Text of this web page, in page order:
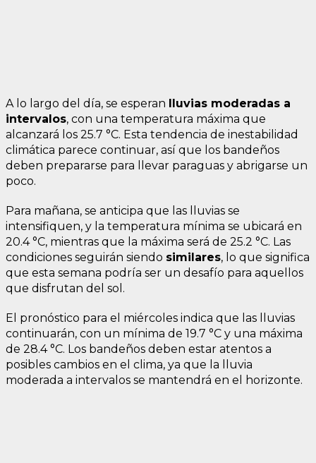
A lo largo del día, se esperan lluvias moderadas a
intervalos, con una temperatura máxima que
alcanzará los 25.7 °C. Esta tendencia de inestabilidad
climática parece continuar, así que los bandeños
deben prepararse para llevar paraguas y abrigarse un
poco.
Para mañana, se anticipa que las lluvias se
intensifiquen, y la temperatura mínima se ubicará en
20.4 °C, mientras que la máxima será de 25.2 °C. Las
condiciones seguirán siendo similares, lo que significa
que esta semana podría ser un desafío para aquellos
que disfrutan del sol.
El pronóstico para el miércoles indica que las lluvias
continuarán, con un mínima de 19.7 °C y una máxima
de 28.4 °C. Los bandeños deben estar atentos a
posibles cambios en el clima, ya que la lluvia
moderada a intervalos se mantendrá en el horizonte.